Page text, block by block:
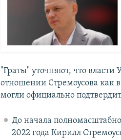
"Граты" уточняют, что власти
отношении Стремоусова как
могли официально
До начала
2022 года Кирилл